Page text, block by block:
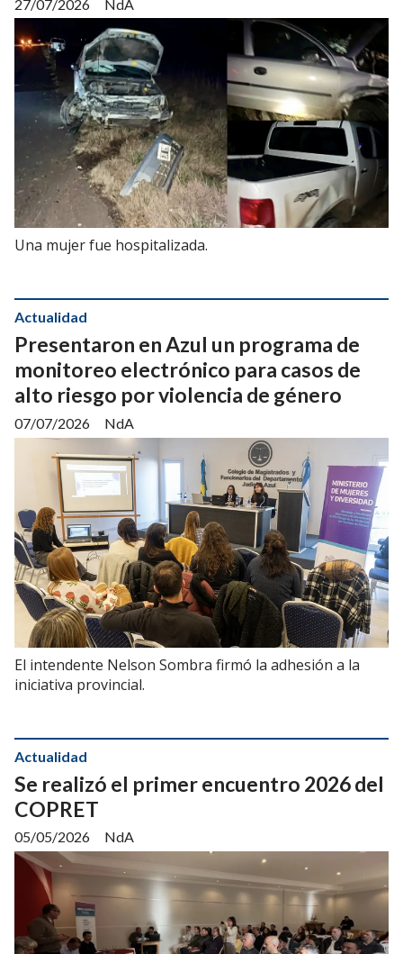
NdA
27/07/2026
Una mujer fue hospitalizada.
Presentaron en Azul un programa de
monitoreo electrónico para casos de
alto riesgo por violencia de género
NdA
Actualidad
07/07/2026
El intendente Nelson Sombra firmó la adhesión a la
iniciativa provincial.
Se realizó el primer encuentro 2026 del
COPRET
NdA
Actualidad
05/05/2026